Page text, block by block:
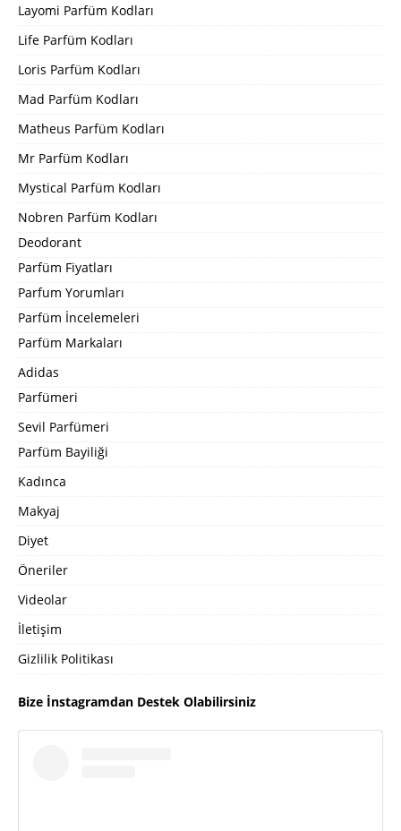
Layomi Parfüm Kodları
Life Parfüm Kodları
Loris Parfüm Kodları
Mad Parfüm Kodları
Matheus Parfüm Kodları
Mr Parfüm Kodları
Mystical Parfüm Kodları
Nobren Parfüm Kodları
Deodorant
Parfüm Fiyatları
Parfum Yorumları
Parfüm İncelemeleri
Parfüm Markaları
Adidas
Parfümeri
Sevil Parfümeri
Parfüm Bayiliği
Kadınca
Makyaj
Diyet
Öneriler
Videolar
İletişim
Gizlilik Politikası
Bize İnstagramdan Destek Olabilirsiniz